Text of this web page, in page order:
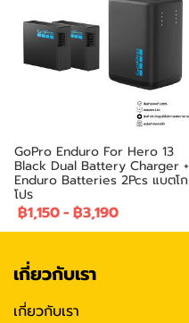
GoPro Enduro For Hero 13
Black Dual Battery Charger +
Enduro Batteries 2Pcs แบตโก
โปร
฿1,150- ฿3,190
เกี่ยวกับเรา
เกี่ยวกับเรา